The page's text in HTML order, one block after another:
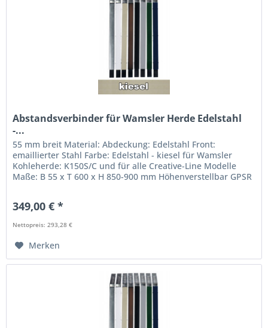
Abstandsverbinder für Wamsler Herde Edelstahl
-...
55 mm breit Material: Abdeckung: Edelstahl Front:
emaillierter Stahl Farbe: Edelstahl - kiesel für Wamsler
Kohleherde: K150S/C und für alle Creative-Line Modelle
Maße: B 55 x T 600 x H 850-900 mm Höhenverstellbar GPSR
349,00 € *
Nettopreis: 293,28 €
Merken